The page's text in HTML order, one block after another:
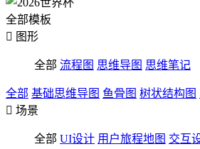
全部模板
 图形
全部 流程图 思维导图 思维笔记
全部 基础思维导图 鱼骨图 树状结构图
 场景
全部 UI设计 用户旅程地图 交互